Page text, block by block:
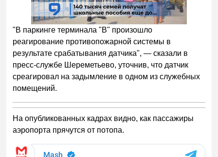
"В паркинге терминала "В" произошло
реагирование противопожарной системы в
результате срабатывания датчика", — сказали в
пресс-службе Шереметьево, уточнив, что датчик
среагировал на задымление в одном из служебных
помещений.
На опубликованных кадрах видно, как пассажиры
аэропорта прячутся от потопа.